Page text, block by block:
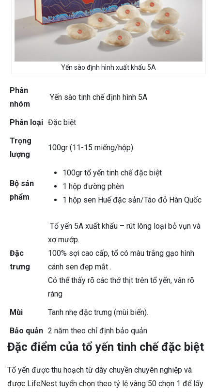
Yến sào định hình xuất khẩu 5A
Phân
nhóm
Yến sào tinh chế định hình 5A
Phân loại Đặc biệt
Trọng
lượng
100gr (11-15 miếng/hộp)
Bộ sản
phẩm
100gr tổ yến tinh chế đặc biệt
1 hộp đường phèn
1 hộp sen Huế đặc sản/Táo đỏ Hàn Quốc
Đặc
trưng
Tổ yến 5A xuất khẩu – rút lông loại bỏ vụn và
xơ mướp.
100% sợi cao cấp, tổ có màu trắng gạo hình
cánh sen đẹp mắt .
Có thể thấy rõ các thớ thịt trên tổ yến, vân rõ
ràng
Mùi
Tanh nhẹ đặc trưng (mùi biển).
Bảo quản 2 năm theo chỉ định bảo quản
Đặc điểm của tổ yến tinh chế đặc biệt
Tổ yến được thu hoạch từ dây chuyền chuyên nghiệp và
được LifeNest tuyển chọn theo tỷ lệ vàng 50 chọn 1 để lấy